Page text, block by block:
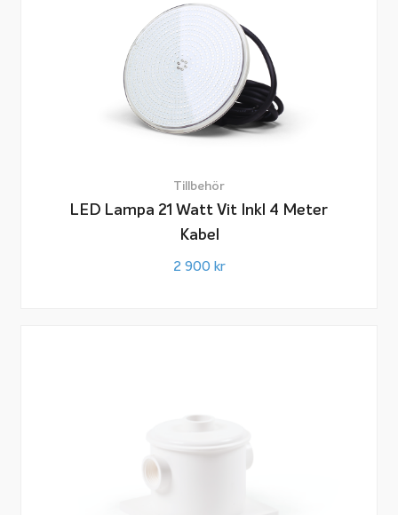
Tillbehör
LED Lampa 21 Watt Vit Inkl 4 Meter
Kabel
2 900 kr